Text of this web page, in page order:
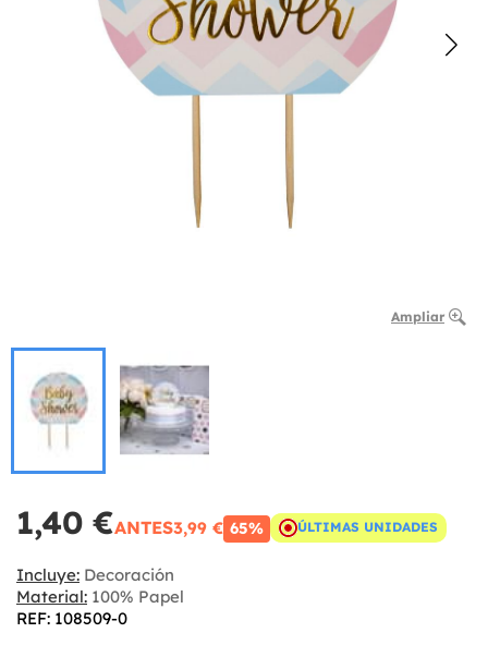
Ampliar
1,40 €ANTES3,99 € 65% ÚLTIMAS UNIDADES
Incluye: Decoración
Material: 100% Papel
REF: 108509-0